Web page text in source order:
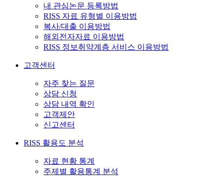
내 관심논문 등록방법
RISS 자료 유형별 이용방법
복사/대출 이용방법
해외전자자료 이용방법
RISS 정보취약계층 서비스 이용방법
고객센터
자주 찾는 질문
상담 신청
상담 내역 확인
고객제안
신고센터
RISS 활용도 분석
자료 현황 통계
주제별 활용통계 분석